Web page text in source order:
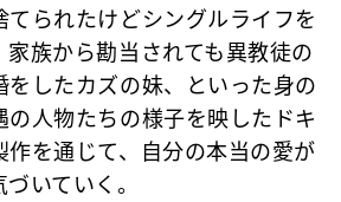
られたけどシングルライフを
族から勘当されても異教徒の
をしたカズの妹、といった身の
の人物たちの様子を映したドキ
作を通じて、自分の本当の愛が
いていく。